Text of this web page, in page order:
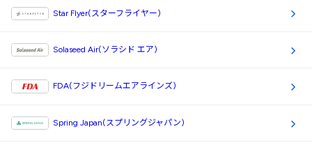
Star Flyer(スターフライヤー)
Solaseed Air(ソラシド エア)
FDA(フジドリームエアラインズ)
Spring Japan(スプリングジャパン)